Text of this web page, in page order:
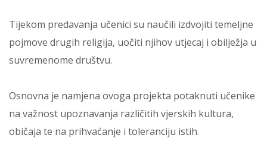
Tijekom predavanja učenici su naučili izdvojiti temeljne
pojmove drugih religija, uočiti njihov utjecaj i obilježja u
suvremenome društvu.
Osnovna je namjena ovoga projekta potaknuti učenike
na važnost upoznavanja različitih vjerskih kultura,
običaja te na prihvaćanje i toleranciju istih.